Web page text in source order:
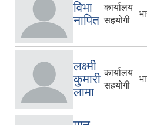
विभा
नापित
कार्यालय
सहयोगी
लक्ष्मी
कुमारी
लामा
कार्यालय
सहयोगी